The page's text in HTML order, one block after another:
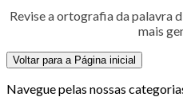
Revise a ortografia da palavra
mais
Voltar para a Página inicial
Navegue pelas nossas